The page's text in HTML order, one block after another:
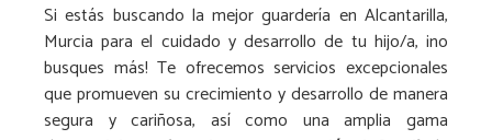
Si estás buscando la mejor guardería en Alcantarilla,
Murcia para el cuidado y desarrollo de tu hijo/a, ¡no
busques más! Te ofrecemos servicios excepcionales
que promueven su crecimiento y desarrollo de manera
segura y cariñosa, así como una amplia gama